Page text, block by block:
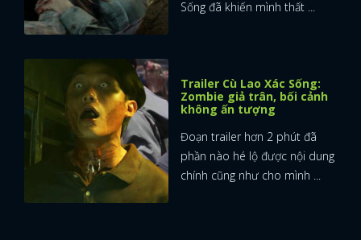
Sống đã khiến mình thất ...
Trailer Cù Lao Xác Sống:
Zombie giả trân, bối cảnh
không ấn tượng
Đoạn trailer hơn 2 phút đã
phần nào hé lộ được nội dung
chính cũng như cho mình ...